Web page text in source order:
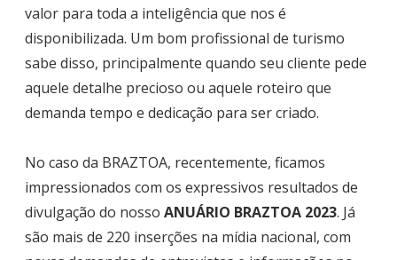
valor para toda a inteligência que nos é
disponibilizada. Um bom profissional de turismo
sabe disso, principalmente quando seu cliente pede
aquele detalhe precioso ou aquele roteiro que
demanda tempo e dedicação para ser criado.
No caso da BRAZTOA, recentemente, ficamos
impressionados com os expressivos resultados de
divulgação do nosso ANUÁRIO BRAZTOA 2023. Já
são mais de 220 inserções na mídia nacional, com